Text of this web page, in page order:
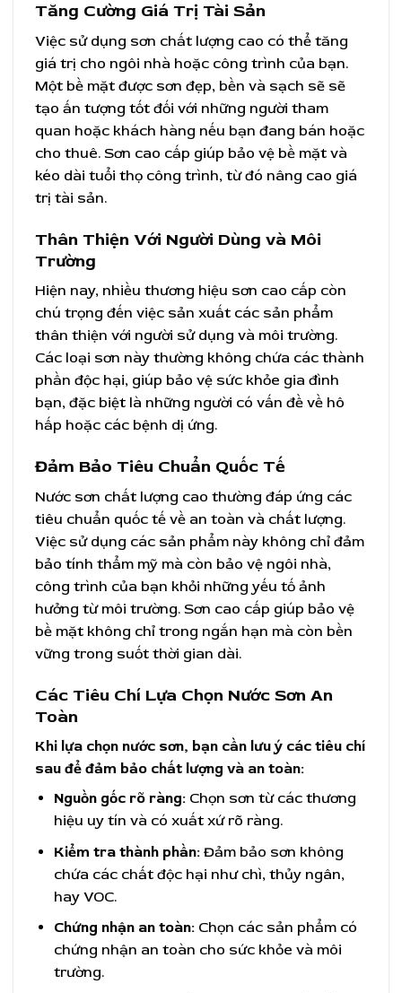
Tăng Cường Giá Trị Tài Sản
Việc sử dụng sơn chất lượng cao có thể tăng
giá trị cho ngôi nhà hoặc công trình của bạn.
Một bề mặt được sơn đẹp, bền và sạch sẽ sẽ
tạo ấn tượng tốt đối với những người tham
quan hoặc khách hàng nếu bạn đang bán hoặc
cho thuê. Sơn cao cấp giúp bảo vệ bề mặt và
kéo dài tuổi thọ công trình, từ đó nâng cao giá
trị tài sản.
Thân Thiện Với Người Dùng và Môi
Trường
Hiện nay, nhiều thương hiệu sơn cao cấp còn
chú trọng đến việc sản xuất các sản phẩm
thân thiện với người sử dụng và môi trường.
Các loại sơn này thường không chứa các thành
phần độc hại, giúp bảo vệ sức khỏe gia đình
bạn, đặc biệt là những người có vấn đề về hô
hấp hoặc các bệnh dị ứng.
Đảm Bảo Tiêu Chuẩn Quốc Tế
Nước sơn chất lượng cao thường đáp ứng các
tiêu chuẩn quốc tế về an toàn và chất lượng.
Việc sử dụng các sản phẩm này không chỉ đảm
bảo tính thẩm mỹ mà còn bảo vệ ngôi nhà,
công trình của bạn khỏi những yếu tố ảnh
hưởng từ môi trường. Sơn cao cấp giúp bảo vệ
bề mặt không chỉ trong ngắn hạn mà còn bền
vững trong suốt thời gian dài.
Các Tiêu Chí Lựa Chọn Nước Sơn An
Toàn
Khi lựa chọn nước sơn, bạn cần lưu ý các tiêu chí
sau để đảm bảo chất lượng và an toàn:
Nguồn gốc rõ ràng:Chọn sơn từ các thương
hiệu uy tín và có xuất xứ rõ ràng.
Kiểm tra thành phần:Đảm bảo sơn không
chứa các chất độc hại như chì, thủy ngân,
hay VOC.
Chứng nhận an toàn:Chọn các sản phẩm có
chứng nhận an toàn cho sức khỏe và môi
trường.